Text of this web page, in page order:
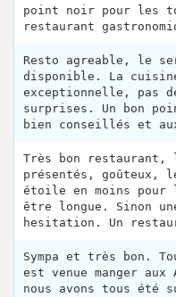
point noir pour les
restaurant
Resto agreable, le
disponible. La
exceptionnelle, pas
surprises. Un bon
bien conseillés et
Très bon
présentés, goûteux,
étoile en moins
être longue. Sinon
hesitation. Un
Sympa et très bon.
est venue manger
nous avons tous